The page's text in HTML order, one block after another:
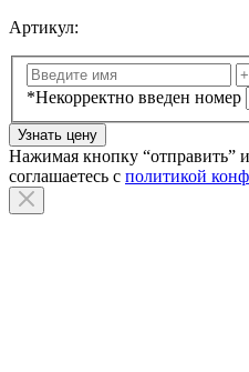
Артикул:
*Некорректно введен номер
Узнать цену
Нажимая кнопку “отправить”
соглашаетесь с политикой